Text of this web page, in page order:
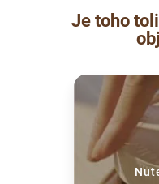
Je toho